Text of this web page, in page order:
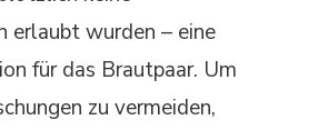
erlaubt wurden – eine
für das Brautpaar. Um
zu vermeiden,